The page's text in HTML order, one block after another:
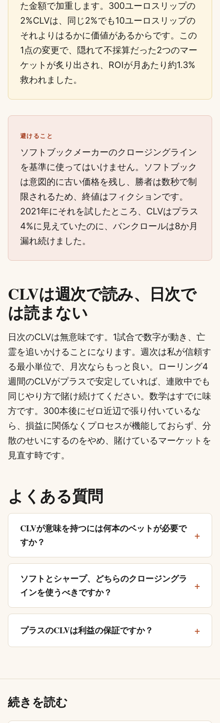
た金額で加重します。300ユーロスリップの
2%CLVは、同じ2%でも10ユーロスリップの
それよりはるかに価値があるからです。この
1点の変更で、隠れて不採算だった2つのマー
ケットが炙り出され、ROIが月あたり約1.3%
救われました。
避けること
ソフトブックメーカーのクロージングライン
を基準に使ってはいけません。ソフトブック
は意図的に古い価格を残し、勝者は数秒で制
限されるため、終値はフィクションです。
2021年にそれを試したところ、CLVはプラス
4%に見えていたのに、バンクロールは8か月
漏れ続けました。
CLVは週次で読み、日次で
は読まない
日次のCLVは無意味です。1試合で数字が動き、亡
霊を追いかけることになります。週次は私が信頼す
る最小単位で、月次ならもっと良い。ローリング4
週間のCLVがプラスで安定していれば、連敗中でも
同じやり方で賭け続けてください。数学はすでに味
方です。300本後にゼロ近辺で張り付いているな
ら、損益に関係なくプロセスが機能しておらず、分
散のせいにするのをやめ、賭けているマーケットを
見直す時です。
よくある質問
CLVが意味を持つには何本のベットが必要で
すか？
ソフトとシャープ、どちらのクロージングラ
インを使うべきですか？
プラスのCLVは利益の保証ですか？
続きを読む